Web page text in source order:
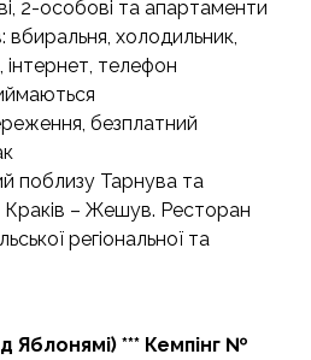
2-особові та апартаменти
холодильник,
інтернет, телефон
безплатний
поблизу Тарнува та
Краків – Жешув. Ресторан
регіональної та
Яблонямі) *** Кемпінг №